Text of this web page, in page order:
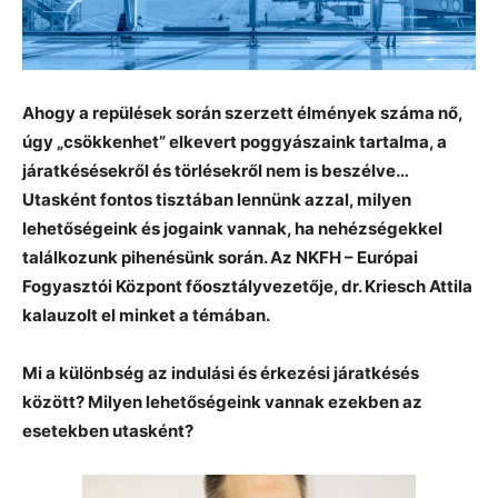
Ahogy a repülések során szerzett élmények száma nő,
úgy „csökkenhet” elkevert poggyászaink tartalma, a
járatkésésekről és törlésekről nem is beszélve…
Utasként fontos tisztában lennünk azzal, milyen
lehetőségeink és jogaink vannak, ha nehézségekkel
találkozunk pihenésünk során. Az NKFH – Európai
Fogyasztói Központ főosztályvezetője, dr. Kriesch Attila
kalauzolt el minket a témában.
Mi a különbség az indulási és érkezési járatkésés
között? Milyen lehetőségeink vannak ezekben az
esetekben utasként?